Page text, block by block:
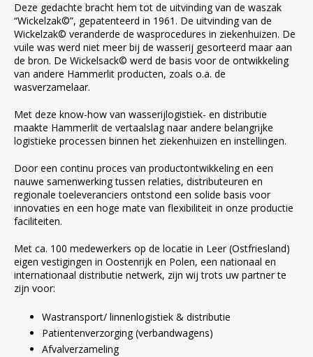
Deze gedachte bracht hem tot de uitvinding van de waszak
“Wickelzak©”, gepatenteerd in 1961. De uitvinding van de
Wickelzak© veranderde de wasprocedures in ziekenhuizen. De
vuile was werd niet meer bij de wasserij gesorteerd maar aan
de bron. De Wickelsack© werd de basis voor de ontwikkeling
van andere Hammerlit producten, zoals o.a. de
wasverzamelaar.
Met deze know-how van wasserijlogistiek- en distributie
maakte Hammerlit de vertaalslag naar andere belangrijke
logistieke processen binnen het ziekenhuizen en instellingen.
Door een continu proces van productontwikkeling en een
nauwe samenwerking tussen relaties, distributeuren en
regionale toeleveranciers ontstond een solide basis voor
innovaties en een hoge mate van flexibiliteit in onze productie
faciliteiten.
Met ca. 100 medewerkers op de locatie in Leer (Ostfriesland)
eigen vestigingen in Oostenrijk en Polen, een nationaal en
internationaal distributie netwerk, zijn wij trots uw partner te
zijn voor:
Wastransport/ linnenlogistiek & distributie
Patientenverzorging (verbandwagens)
Afvalverzameling